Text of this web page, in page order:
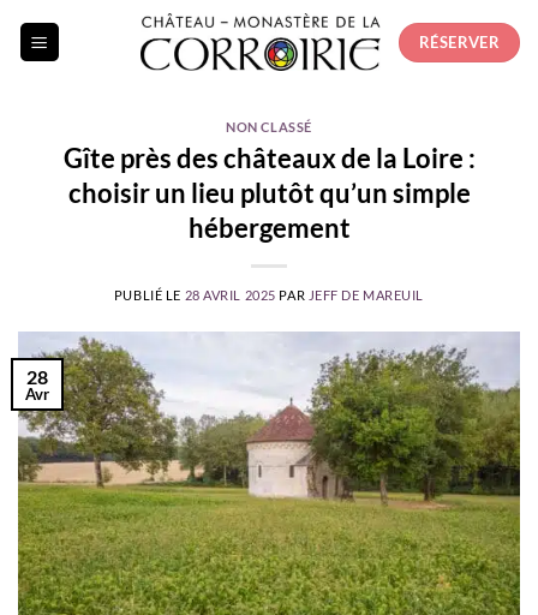
RÉSERVER
NON CLASSÉ
Gîte près des châteaux de la Loire :
choisir un lieu plutôt qu’un simple
hébergement
PUBLIÉ LE 28 AVRIL 2025 PAR JEFF DE MAREUIL
28
Avr